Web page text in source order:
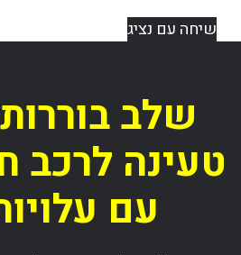
שיחה עם נציג
שלב
טעינה לרכב
עם